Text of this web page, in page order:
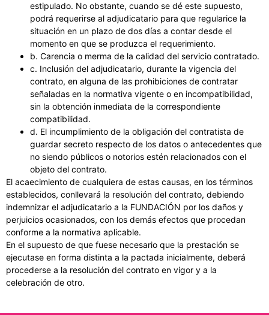
estipulado. No obstante, cuando se dé este supuesto,
podrá requerirse al adjudicatario para que regularice la
situación en un plazo de dos días a contar desde el
momento en que se produzca el requerimiento.
b. Carencia o merma de la calidad del servicio contratado.
c. Inclusión del adjudicatario, durante la vigencia del
contrato, en alguna de las prohibiciones de contratar
señaladas en la normativa vigente o en incompatibilidad,
sin la obtención inmediata de la correspondiente
compatibilidad.
d. El incumplimiento de la obligación del contratista de
guardar secreto respecto de los datos o antecedentes que
no siendo públicos o notorios estén relacionados con el
objeto del contrato.
El acaecimiento de cualquiera de estas causas, en los términos
establecidos, conllevará la resolución del contrato, debiendo
indemnizar el adjudicatario a la FUNDACIÓN por los daños y
perjuicios ocasionados, con los demás efectos que procedan
conforme a la normativa aplicable.
En el supuesto de que fuese necesario que la prestación se
ejecutase en forma distinta a la pactada inicialmente, deberá
procederse a la resolución del contrato en vigor y a la
celebración de otro.